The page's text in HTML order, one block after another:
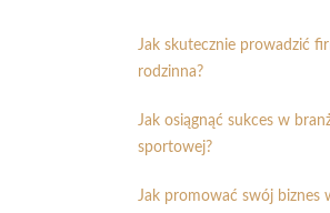
Jak skutecznie prowadzić
rodzinna?
Jak osiągnąć sukces w
sportowej?
Jak promować swój biznes